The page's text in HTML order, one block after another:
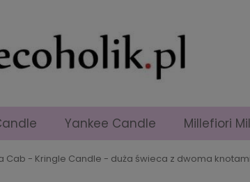
Yankee Candle Millefiori
Cab - Kringle Candle - duża świeca z dwoma